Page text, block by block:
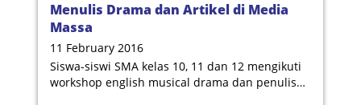
Menulis Drama dan Artikel di Media
Massa
11 February 2016
Siswa-siswi SMA kelas 10, 11 dan 12 mengikuti
workshop english musical drama dan penulisan